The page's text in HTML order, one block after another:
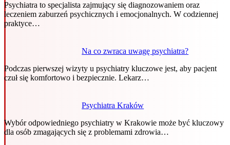
Psychiatra to specjalista zajmujący się diagnozowaniem oraz
leczeniem zaburzeń psychicznych i emocjonalnych. W codziennej
praktyce…
Na co zwraca uwagę psychiatra?
Podczas pierwszej wizyty u psychiatry kluczowe jest, aby pacjent
czuł się komfortowo i bezpiecznie. Lekarz…
Psychiatra Kraków
Wybór odpowiedniego psychiatry w Krakowie może być kluczowy
dla osób zmagających się z problemami zdrowia…